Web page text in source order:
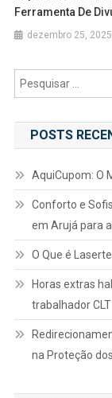
Ferramenta De
dezembro 25, 2025
POSTS
AquiCupom: O
Conforto e
em Arujá para
O Que é
Horas extras
trabalhador CLT
na Proteção